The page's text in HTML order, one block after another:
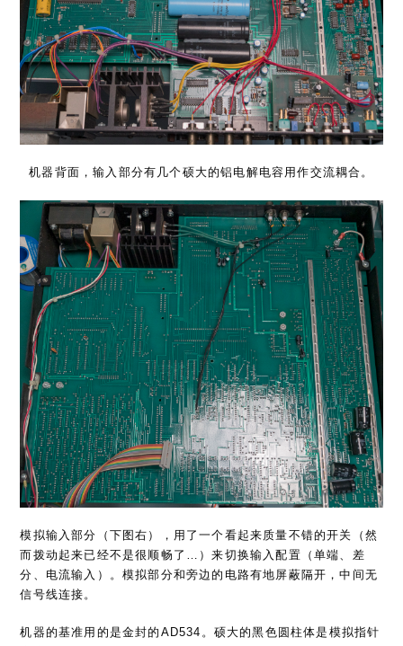
机器背面，输入部分有几个硕大的铝电解电容用作交流耦合。
模拟输入部分（下图右），用了一个看起来质量不错的开关（然
而拨动起来已经不是很顺畅了…）来切换输入配置（单端、差
分、电流输入）。模拟部分和旁边的电路有地屏蔽隔开，中间无
信号线连接。
机器的基准用的是金封的AD534。硕大的黑色圆柱体是模拟指针